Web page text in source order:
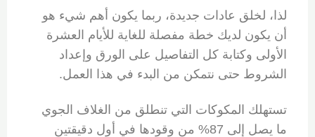
لذا، لخلق عادات جديدة، ربما يكون أهم شيء هو
أن يكون لديك خطة مفصلة للغاية للأيام العشرة
الأولى وكتابة كل التفاصيل على الورق وإعداد
الشروط حتى نتمكن من البدء في هذا العمل.
تستهلك المكوكات التي تنطلق من الغلاف الجوي
ما يصل إلى 87% من وقودها في أول دقيقتين